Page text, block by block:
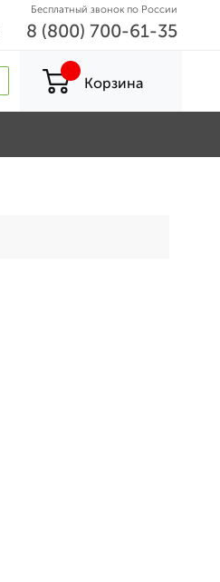
Бесплатный звонок по России
8 (800) 700-61-35
Корзина